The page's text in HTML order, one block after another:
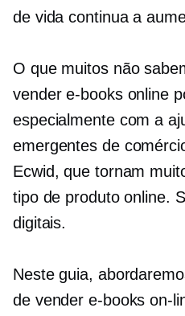
de vida continua a
O que muitos não
vender e-books online
especialmente com a
emergentes de
Ecwid, que tornam
tipo de produto online.
digitais.
Neste guia,
de vender e-books on-